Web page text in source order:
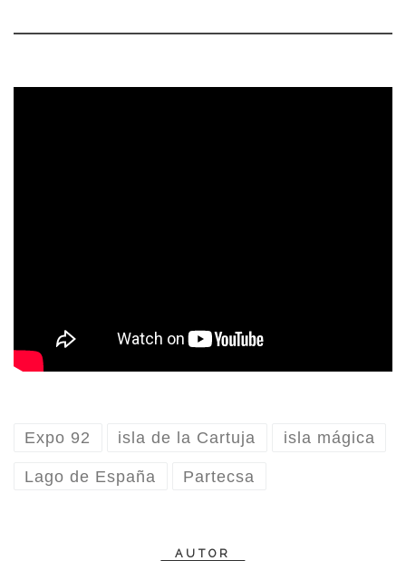
Expo 92 isla de la Cartuja isla mágica
Lago de España Partecsa
AUTOR